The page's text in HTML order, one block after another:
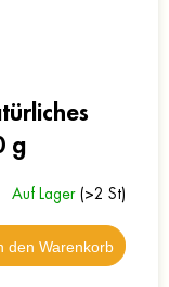
g
Auf Lager (>2 St)
den Warenkorb